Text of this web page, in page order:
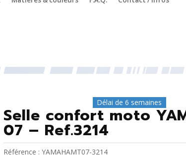
Délai de 6 semaines
Selle confort moto
07 – Ref.3214
Référence : YAMAHAMT07-3214